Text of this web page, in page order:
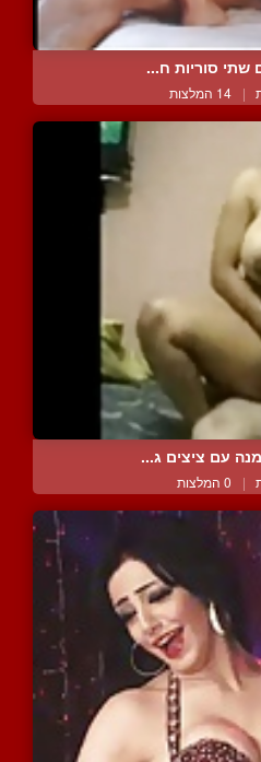
שתי סוריות ח...
| 14 המלצות
עם ציצים ג...
| 0 המלצות